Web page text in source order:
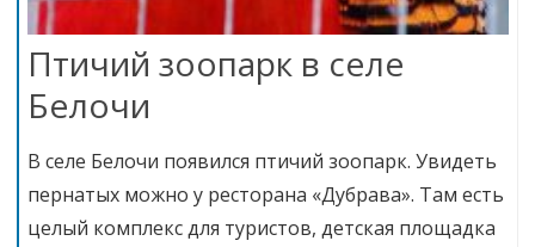
Птичий зоопарк в селе
Белочи
В селе Белочи появился птичий зоопарк. Увидеть
пернатых можно у ресторана «Дубрава». Там есть
целый комплекс для туристов, детская площадка